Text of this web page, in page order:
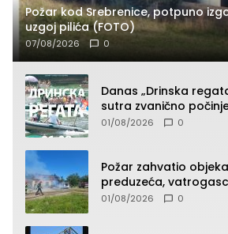
Požar kod Srebrenice, potpuno
uzgoj pilića (FOTO)
07/08/2026 0
Danas „Drinska
sutra zvanično
01/08/2026 0
Požar zahvatio
preduzeća,
vatru (FOTO)
01/08/2026 0